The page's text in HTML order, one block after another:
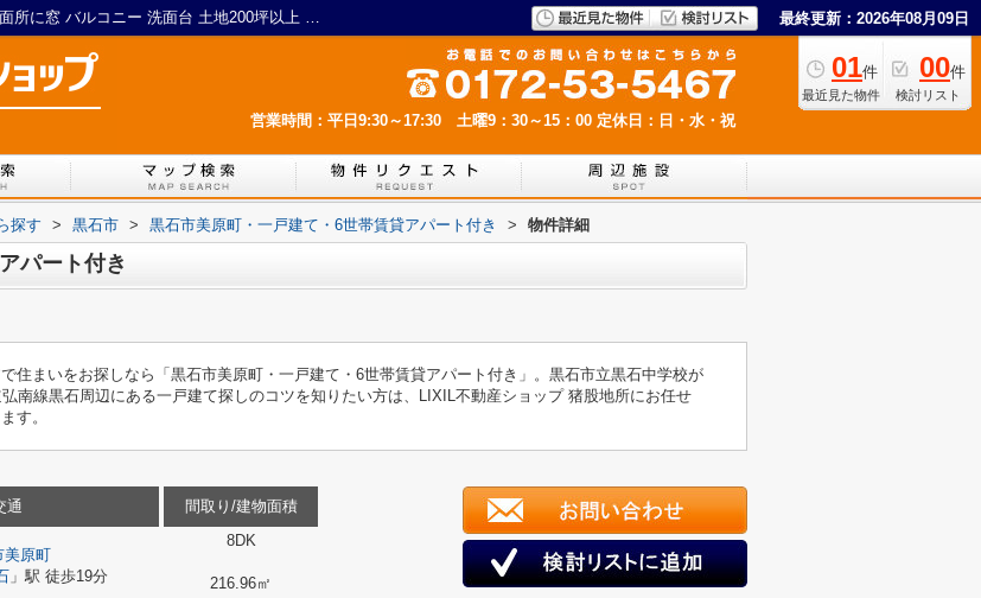
黒石市美原町・一戸建て・6世帯賃貸アパート付き｜洗面所に窓 バルコニー 洗面台 土地200坪以上 南面リビング｜LIXIL不動産ショップ 猪股地所 最終更新：2026年08月09日
01件
最近見た物件
00件
検討リスト
営業時間：平日9:30～17:30 土曜9：30～15：00 定休日：日・水・祝
探す > 黒石市 > 黒石市美原町・一戸建て・6世帯賃貸アパート付き > 物件詳細
パート付き
住まいをお探しなら「黒石市美原町・一戸建て・6世帯賃貸アパート付き」。黒石市立黒石中学校が
南線黒石周辺にある一戸建て探しのコツを知りたい方は、LIXIL不動産ショップ 猪股地所にお任せ
す。
通
美原町
」駅 徒歩19分
間取り/建物面積
8DK
216.96㎡